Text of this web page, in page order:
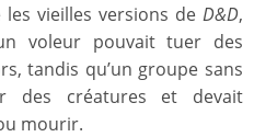
vieilles versions de D&D,
voleur pouvait tuer des
tandis qu’un groupe sans
des créatures et devait
mourir.